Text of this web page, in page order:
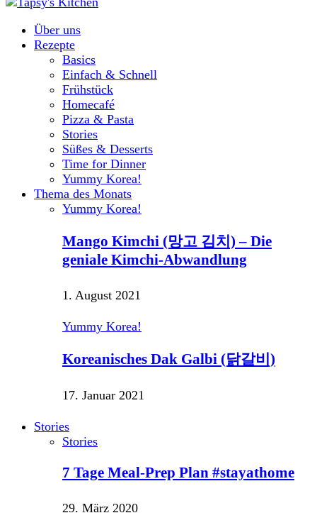
Über uns
Rezepte
Basics
Einfach & Schnell
Frühstück
Homecafé
Pizza & Pasta
Stories
Süßes & Desserts
Time for Dinner
Yummy Korea!
Thema des Monats
Yummy Korea!
Mango Kimchi (망고 김치) – Die
geniale Kimchi-Abwandlung
1. August 2021
Yummy Korea!
Koreanisches Dak Galbi (닭갈비)
17. Januar 2021
Stories
Stories
7 Tage Meal-Prep Plan #stayathome
29. März 2020